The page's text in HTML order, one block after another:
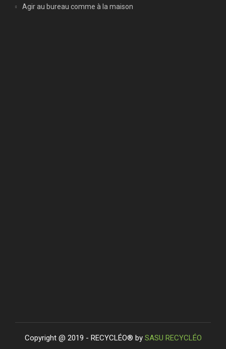
Agir au bureau comme à la maison
Copyright @ 2019 - RECYCLÉO® by SASU RECYCLÉO